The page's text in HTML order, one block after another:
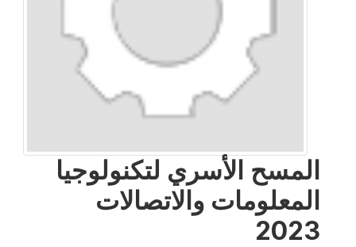
المسح الأسري لتكنولوجيا
المعلومات والاتصالات
2023